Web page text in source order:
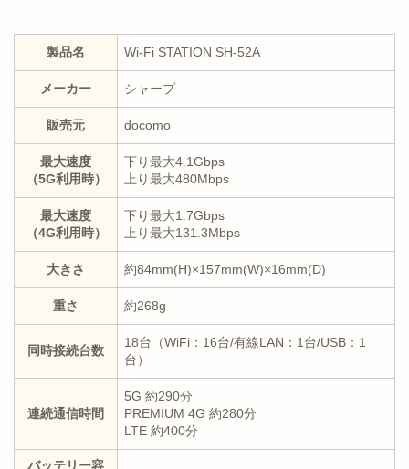
製品名 Wi-Fi STATION SH-52A
メーカー シャープ
販売元 docomo
最大速度
（5G利用時）
下り最大4.1Gbps
上り最大480Mbps
最大速度
（4G利用時）
下り最大1.7Gbps
上り最大131.3Mbps
大きさ 約84mm(H)×157mm(W)×16mm(D)
重さ 約268g
同時接続台数
18台（WiFi：16台/有線LAN：1台/USB：1
台）
連続通信時間
5G 約290分
PREMIUM 4G 約280分
LTE 約400分
バッテリー容